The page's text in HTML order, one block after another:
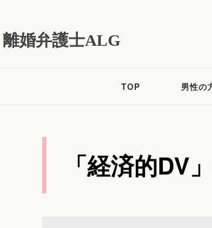
離婚弁護士ALG
TOP 男性の
「経済的DV